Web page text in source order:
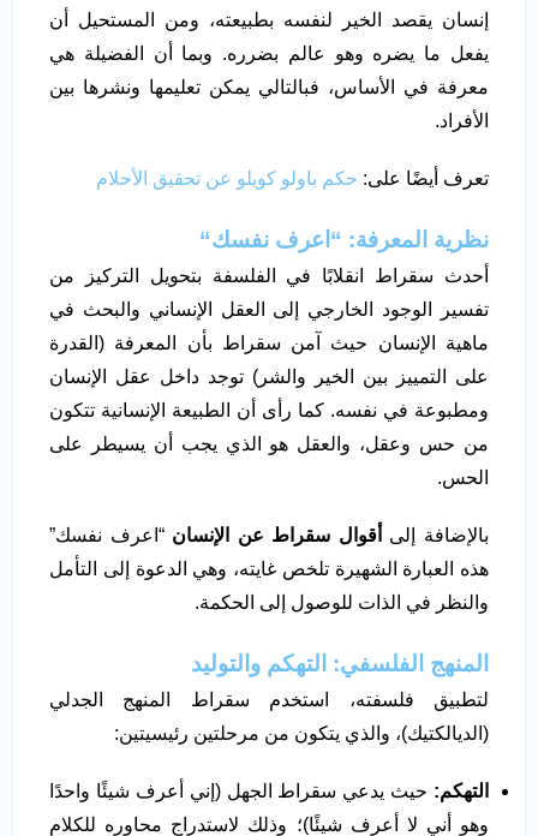
إنسان يقصد الخير لنفسه بطبيعته، ومن المستحيل أن
يفعل ما يضره وهو عالم بضرره. وبما أن الفضيلة هي
معرفة في الأساس، فبالتالي يمكن تعليمها ونشرها بين
الأفراد.
تعرف أيضًا على: حكم باولو كويلو عن تحقيق الأحلام
نظرية المعرفة: “اعرف نفسك“
أحدث سقراط انقلابًا في الفلسفة بتحويل التركيز من
تفسير الوجود الخارجي إلى العقل الإنساني والبحث في
ماهية الإنسان حيث آمن سقراط بأن المعرفة (القدرة
على التمييز بين الخير والشر) توجد داخل عقل الإنسان
ومطبوعة في نفسه. كما رأى أن الطبيعة الإنسانية تتكون
من حس وعقل، والعقل هو الذي يجب أن يسيطر على
الحس.
بالإضافة إلى أقوال سقراط عن الإنسان“اعرف نفسك”
هذه العبارة الشهيرة تلخص غايته، وهي الدعوة إلى التأمل
والنظر في الذات للوصول إلى الحكمة.
المنهج الفلسفي: التهكم والتوليد
لتطبيق فلسفته، استخدم سقراط المنهج الجدلي
(الديالكتيك)، والذي يتكون من مرحلتين رئيسيتين:
التهكم: حيث يدعي سقراط الجهل (إني أعرف شيئًا واحدًا
وهو أني لا أعرف شيئًا)؛ وذلك لاستدراج محاوره للكلام